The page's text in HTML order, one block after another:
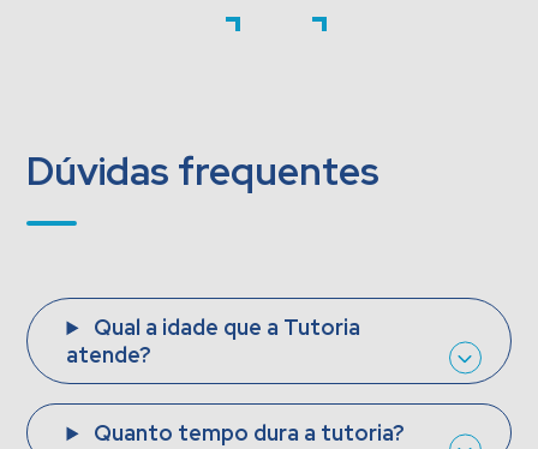
Dúvidas frequentes
Qual a idade que a Tutoria
atende?
Quanto tempo dura a tutoria?